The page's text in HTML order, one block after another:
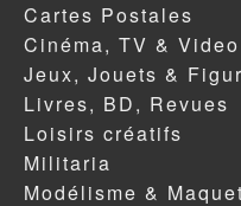
Cartes Postales
Cinéma, TV & Video
Jeux, Jouets &
Livres, BD, Revues
Loisirs créatifs
Militaria
Modélisme &